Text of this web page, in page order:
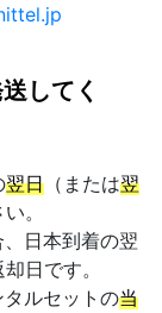
してく
翌日 （または翌
。
日本到着の翌
日です。
ルセットの当